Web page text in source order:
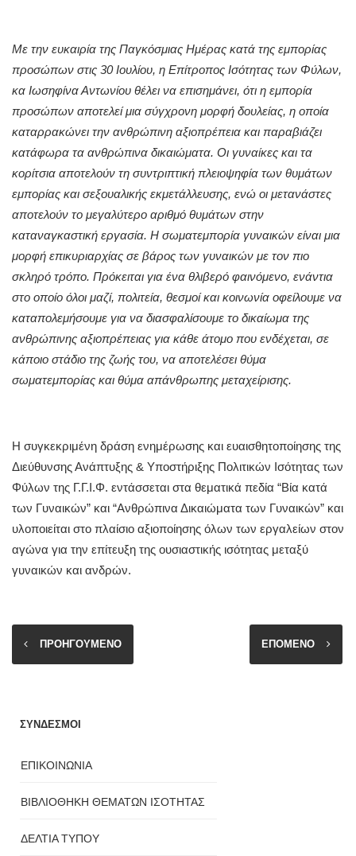
Με την ευκαιρία της Παγκόσμιας Ημέρας κατά της εμπορίας
προσώπων στις 30 Ιουλίου, η Επίτροπος Ισότητας των Φύλων,
κα Ιωσηφίνα Αντωνίου θέλει να επισημάνει, ότι η εμπορία
προσώπων αποτελεί μια σύγχρονη μορφή δουλείας, η οποία
καταρρακώνει την ανθρώπινη αξιοπρέπεια και παραβιάζει
κατάφωρα τα ανθρώπινα δικαιώματα. Οι γυναίκες και τα
κορίτσια αποτελούν τη συντριπτική πλειοψηφία των θυμάτων
εμπορίας και σεξουαλικής εκμετάλλευσης, ενώ οι μετανάστες
αποτελούν το μεγαλύτερο αριθμό θυμάτων στην
καταναγκαστική εργασία. Η σωματεμπορία γυναικών είναι μια
μορφή επικυριαρχίας σε βάρος των γυναικών με τον πιο
σκληρό τρόπο. Πρόκειται για ένα θλιβερό φαινόμενο, ενάντια
στο οποίο όλοι μαζί, πολιτεία, θεσμοί και κοινωνία οφείλουμε να
καταπολεμήσουμε για να διασφαλίσουμε το δικαίωμα της
ανθρώπινης αξιοπρέπειας για κάθε άτομο που ενδέχεται, σε
κάποιο στάδιο της ζωής του, να αποτελέσει θύμα
σωματεμπορίας και θύμα απάνθρωπης μεταχείρισης.
Η συγκεκριμένη δράση ενημέρωσης και ευαισθητοποίησης της
Διεύθυνσης Ανάπτυξης & Υποστήριξης Πολιτικών Ισότητας των
Φύλων της Γ.Γ.Ι.Φ. εντάσσεται στα θεματικά πεδία “Βία κατά
των Γυναικών” και “Ανθρώπινα Δικαιώματα των Γυναικών” και
υλοποιείται στο πλαίσιο αξιοποίησης όλων των εργαλείων στον
αγώνα για την επίτευξη της ουσιαστικής ισότητας μεταξύ
γυναικών και ανδρών.
ΠΡΟΗΓΟΥΜΕΝΟ ΕΠΟΜΕΝΟ
ΣΥΝΔΕΣΜΟΙ
ΕΠΙΚΟΙΝΩΝΙΑ
ΒΙΒΛΙΟΘΗΚΗ ΘΕΜΑΤΩΝ ΙΣΟΤΗΤΑΣ
ΔΕΛΤΙΑ ΤΥΠΟΥ